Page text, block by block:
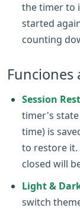
the timer to
started
counting
Funciones
Session
timer's
time) is
to restore it.
closed will
Light &
switch